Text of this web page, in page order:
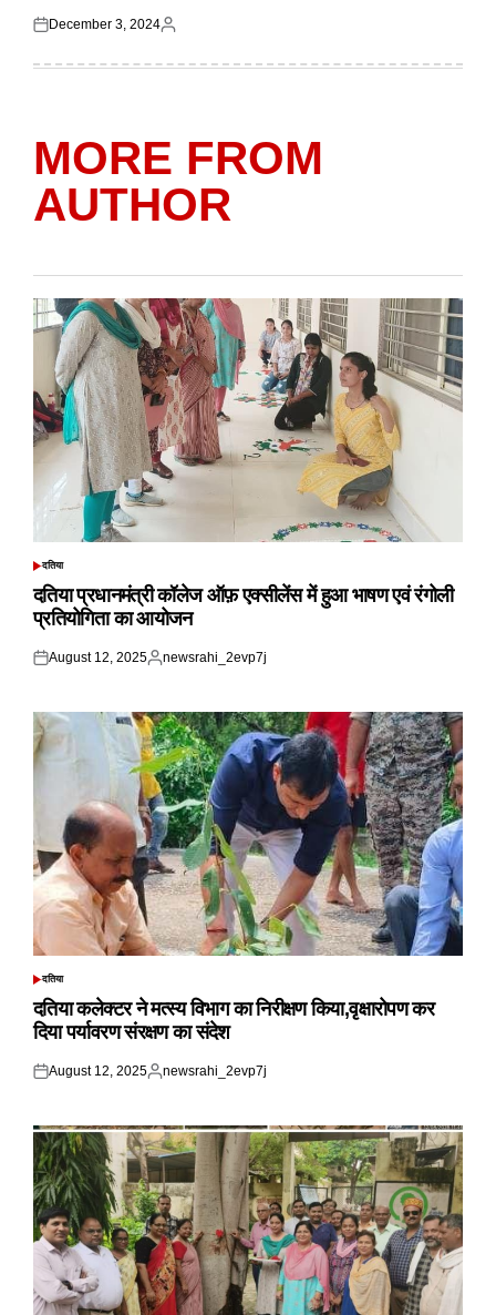
Posted
December 3, 2024
Posted
MORE FROM
AUTHOR
POSTED
दतिया
दतिया प्रधानमंत्री कॉलेज ऑफ़ एक्सीलेंस में हुआ भाषण एवं रंगोली
प्रतियोगिता का आयोजन
Posted
August 12, 2025
Posted
newsrahi_2evp7j
POSTED
दतिया
दतिया कलेक्टर ने मत्स्य विभाग का निरीक्षण किया,वृक्षारोपण कर
दिया पर्यावरण संरक्षण का संदेश
Posted
August 12, 2025
Posted
newsrahi_2evp7j